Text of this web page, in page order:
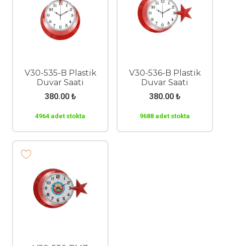
V30-535-B Plastik
Duvar Saati
380.00 ₺
4964 adet stokta
V30-536-B Plastik
Duvar Saati
380.00 ₺
9688 adet stokta